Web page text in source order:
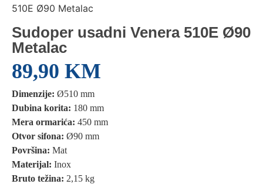
510E Ø90 Metalac
Sudoper usadni Venera 510E Ø90
Metalac
89,90 KM
Dimenzije: Ø510 mm
Dubina korita: 180 mm
Mera ormarića: 450 mm
Otvor sifona: Ø90 mm
Površina: Mat
Materijal: Inox
Bruto težina: 2,15 kg